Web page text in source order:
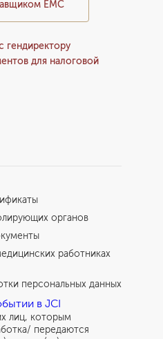
ЕМС
гендиректору
для налоговой
органов
работниках
персональных данных
в JCI
лиц, которым
передаются